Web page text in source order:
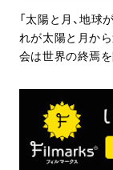
「太陽と月、地球
れが太陽と月か
会は世界の終焉